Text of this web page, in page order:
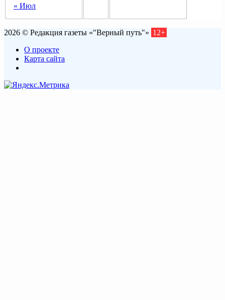
« Июл
2026 © Редакция газеты «"Верный путь"» 12+
О проекте
Карта сайта